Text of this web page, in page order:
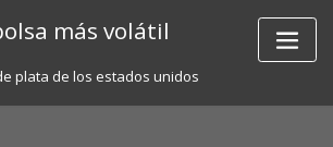
más volátil
plata de los estados unidos